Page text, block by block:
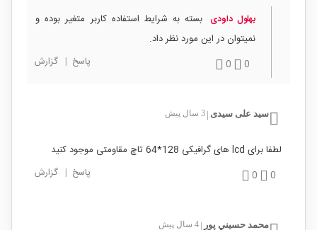
بهلول داودی بسته به شرایط استفاده کاربر متغیر بوده و
نمیتوان در این مورد نظر داد.
0
0 پاسخ | گزارش
سید علی سیدی | 3 سال پیش
لطفا برای lcd های گرافیکی 128*64 تاچ مقاومتی موجود کنید
0
0 پاسخ | گزارش
محمد حسيني پور | 4 سال پیش